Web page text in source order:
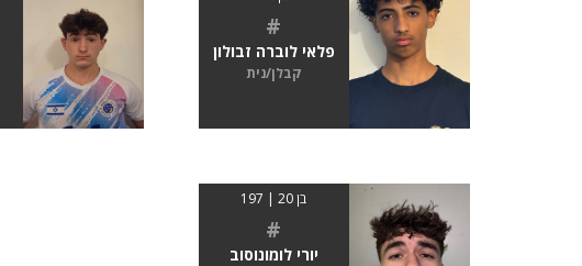
#
פלאי לוברה זבולון
קבלן/נית
בן 20 | 197
#
יורי לומונוסוב